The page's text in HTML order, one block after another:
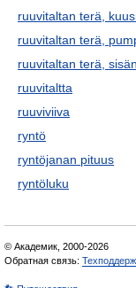
ruuvitaltan terä,
ruuvitaltan terä,
ruuvitaltan terä,
ruuvitaltta
ruuviviiva
ryntö
ryntöjanan pituus
ryntöluku
© Академик, 2000-2026
Обратная связь: